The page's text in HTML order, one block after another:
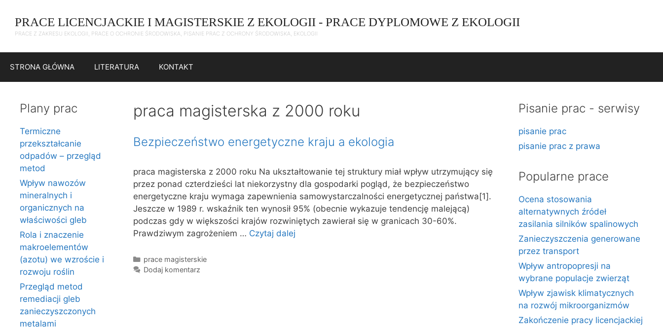
treści
PRACE LICENCJACKIE I MAGISTERSKIE Z EKOLOGII - PRACE DYPLOMOWE Z EKOLOGII
PRACE Z ZAKRESU EKOLOGII, PRACE O OCHRONIE ŚRODOWISKA, PISANIE PRAC Z OCHRONY ŚRODOWISKA, EKOLOGII
STRONA GŁÓWNA LITERATURA KONTAKT
praca magisterska z 2000 roku
Bezpieczeństwo energetyczne kraju a ekologia
praca magisterska z 2000 roku Na ukształtowanie tej struktury miał wpływ utrzymujący się
przez ponad czterdzieści lat niekorzystny dla gospodarki pogląd, że bezpieczeństwo
energetyczne kraju wymaga zapewnienia samowystarczalności energetycznej państwa[1].
Jeszcze w 1989 r. wskaźnik ten wynosił 95% (obecnie wykazuje tendencję malejącą)
podczas gdy w większości krajów rozwiniętych zawierał się w granicach 30-60%.
Prawdziwym zagrożeniem … Czytaj dalej
Kategorie
prace magisterskie
Dodaj komentarz
Plany prac
Termiczne
przekształcanie
odpadów – przegląd
metod
Wpływ nawozów
mineralnych i
organicznych na
właściwości gleb
Rola i znaczenie
makroelementów
(azotu) we wzroście i
rozwoju roślin
Przegląd metod
remediacji gleb
zanieczyszczonych
metalami
Pisanie prac - serwisy
pisanie prac
pisanie prac z prawa
Popularne prace
Ocena stosowania
alternatywnych źródeł
zasilania silników spalinowych
Zanieczyszczenia generowane
przez transport
Wpływ antropopresji na
wybrane populacje zwierząt
Wpływ zjawisk klimatycznych
na rozwój mikroorganizmów
Zakończenie pracy licencjackiej